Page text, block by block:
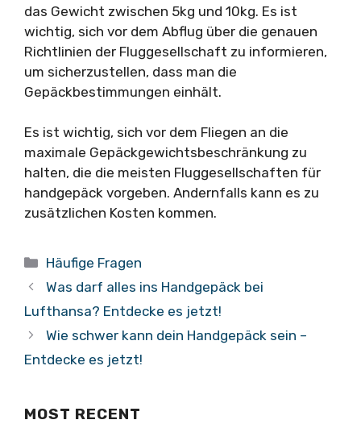
das Gewicht zwischen 5kg und 10kg. Es ist
wichtig, sich vor dem Abflug über die genauen
Richtlinien der Fluggesellschaft zu informieren,
um sicherzustellen, dass man die
Gepäckbestimmungen einhält.
Es ist wichtig, sich vor dem Fliegen an die
maximale Gepäckgewichtsbeschränkung zu
halten, die die meisten Fluggesellschaften für
handgepäck vorgeben. Andernfalls kann es zu
zusätzlichen Kosten kommen.
Kategorien
Häufige Fragen
Was darf alles ins Handgepäck bei
Lufthansa? Entdecke es jetzt!
Wie schwer kann dein Handgepäck sein –
Entdecke es jetzt!
MOST RECENT